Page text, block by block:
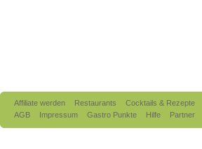
Affiliate werden Restaurants
Cocktails & Rezepte
AGB
Impressum Gastro Punkte Hilfe Partner